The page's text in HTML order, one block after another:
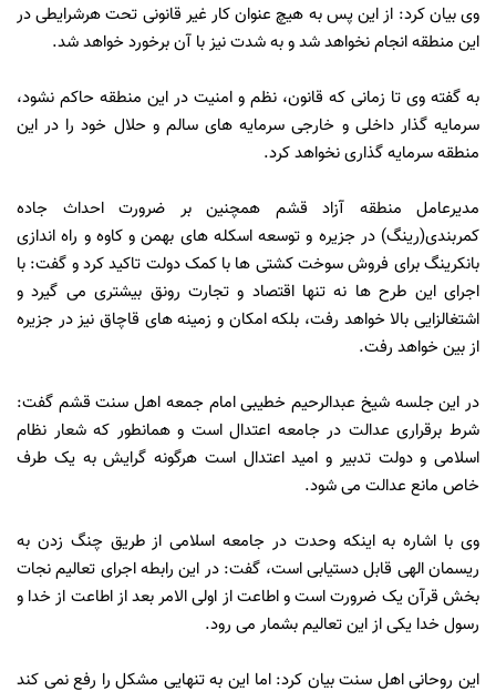
وی بیان کرد: از این پس به هیچ عنوان کار غیر قانونی تحت هرشرایطی در
این منطقه انجام نخواهد شد و به شدت نیز با آن برخورد خواهد شد.
به گفته وی تا زمانی که قانون، نظم و امنیت در این منطقه حاکم نشود،
سرمایه گذار داخلی و خارجی سرمایه های سالم و حلال خود را در این
منطقه سرمایه گذاری نخواهد کرد.
مدیرعامل منطقه آزاد قشم همچنین بر ضرورت احداث جاده
کمربندی(رینگ) در جزیره و توسعه اسکله های بهمن و کاوه و راه اندازی
بانکرینگ برای فروش سوخت کشتی ها با کمک دولت تاکید کرد و گفت: با
اجرای این طرح ها نه تنها اقتصاد و تجارت رونق بیشتری می گیرد و
اشتغالزایی بالا خواهد رفت، بلکه امکان و زمینه های قاچاق نیز در جزیره
از بین خواهد رفت.
در این جلسه شیخ عبدالرحیم خطیبی امام جمعه اهل سنت قشم گفت:
شرط برقراری عدالت در جامعه اعتدال است و همانطور که شعار نظام
اسلامی و دولت تدبیر و امید اعتدال است هرگونه گرایش به یک طرف
خاص مانع عدالت می شود.
وی با اشاره به اینکه وحدت در جامعه اسلامی از طریق چنگ زدن به
ریسمان الهی قابل دستیابی است، گفت: در این رابطه اجرای تعالیم نجات
بخش قرآن یک ضرورت است و اطاعت از اولی الامر بعد از اطاعت از خدا و
رسول خدا یکی از این تعالیم بشمار می رود.
این روحانی اهل سنت بیان کرد: اما این به تنهایی مشکل را رفع نمی کند